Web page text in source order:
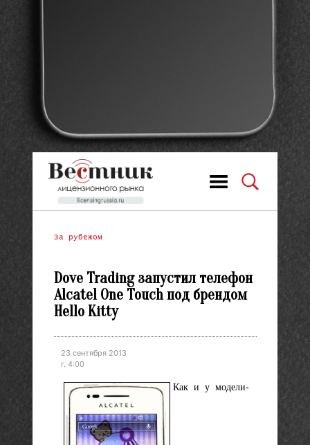
За рубежом
Dove Trading запустил телефон
Alcatel One Touch под брендом
Hello Kitty
23 сентября 2013
г. 4:00
Как и у модели-